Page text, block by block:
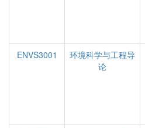
ENVS3001
环境科学与工程导
论